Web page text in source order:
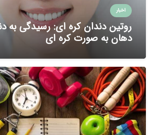
اخبار
روتین دندان کره ای: رسیدگی به
دهان به صورت کره ای